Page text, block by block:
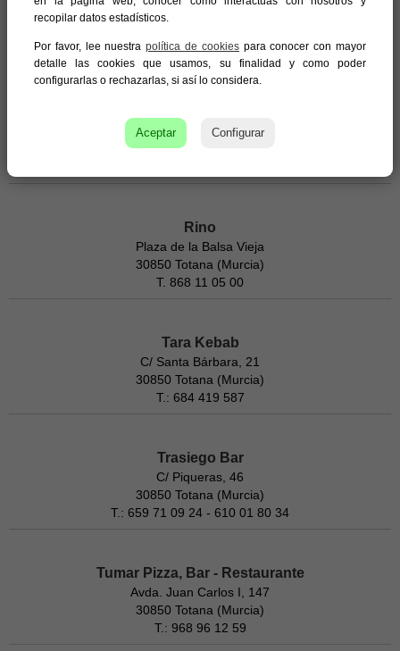
30850 Totana (Murcia)
Telf.: 968 421 704
Rino
Plaza de la Balsa Vieja
30850 Totana (Murcia)
T. 868 11 05 00
Tara Kebab
C/ Santa Bárbara, 21
30850 Totana (Murcia)
T.: 684 419 587
Trasiego Bar
C/ Piqueras, 46
30850 Totana (Murcia)
T.: 659 71 09 24 - 610 01 80 34
Tumar Pizza, Bar - Restaurante
Avda. Juan Carlos I, 147
30850 Totana (Murcia)
T.: 968 96 12 59
recopilar datos estadísticos.
Por favor, lee nuestrapolítica de cookiespara conocer con mayor
detalle las cookies que usamos, su finalidad y como poder
configurarlas o rechazarlas, si así lo considera.
Aceptar Configurar